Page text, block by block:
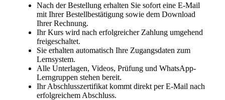
Nach der Bestellung erhalten Sie sofort eine E-Mail
mit Ihrer Bestellbestätigung sowie dem Download
Ihrer Rechnung.
Ihr Kurs wird nach erfolgreicher Zahlung umgehend
freigeschaltet.
Sie erhalten automatisch Ihre Zugangsdaten zum
Lernsystem.
Alle Unterlagen, Videos, Prüfung und WhatsApp-
Lerngruppen stehen bereit.
Ihr Abschlusszertifikat kommt direkt per E-Mail nach
erfolgreichem Abschluss.